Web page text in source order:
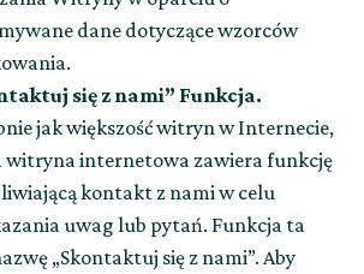
dane dotyczące wzorców
się z nami” Funkcja.
jak większość witryn w Internecie,
witryna internetowa zawiera funkcję
kontakt z nami w celu
uwag lub pytań. Funkcja ta
„Skontaktuj się z nami”. Aby